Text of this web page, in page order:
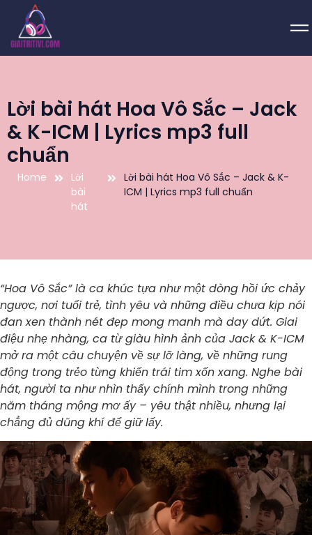
Lời bài hát Hoa Vô Sắc – Jack
& K-ICM | Lyrics mp3 full
chuẩn
Home
Lời
bài
hát
Lời bài hát Hoa Vô Sắc – Jack & K-
ICM | Lyrics mp3 full chuẩn
“Hoa Vô Sắc” là ca khúc tựa như một dòng hồi ức chảy
ngược, nơi tuổi trẻ, tình yêu và những điều chưa kịp nói
đan xen thành nét đẹp mong manh mà day dứt. Giai
điệu nhẹ nhàng, ca từ giàu hình ảnh của Jack & K-ICM
mở ra một câu chuyện về sự lỡ làng, về những rung
động trong trẻo từng khiến trái tim xốn xang. Nghe bài
hát, người ta như nhìn thấy chính mình trong những
năm tháng mộng mơ ấy – yêu thật nhiều, nhưng lại
chẳng đủ dũng khí để giữ lấy.